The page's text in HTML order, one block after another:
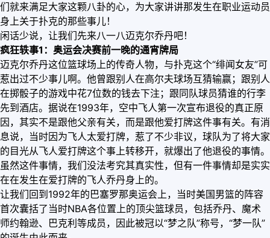
们就来满足大家这颗八卦的心，为大家讲讲那发生在职业运动员
身上关于扑克的那些事儿！
闲话少说，让我们先来八一八迈克尔乔丹吧！
疯狂轶事1：奥运会决赛前一晚的通宵牌局
迈克尔乔丹这位篮球场上的传奇人物，与扑克这个“绯闻女友”可
惹出过不少事儿啊。他曾跟别人在高尔夫球场互猜输赢；跟别人
在掷骰子的游戏中花7位数的钱去下注；跟同队球员猜谁的行李
先到酒店。据说在1993年，空中飞人第一次宣布退役的真正原
因，其实不是跟他父亲有关，而是跟他爱打牌这件事有关。有消
息说，当时因为飞人太爱打牌，惹了不少非议，球队为了将大家
的目光从飞人爱打牌这个事上转移开，就爆出了他退役的事情。
虽然这件事情，我们没法考究其真实性，但有一件事情却是实实
在在发生在爱打牌的飞人乔丹身上的。
让我们回到1992年的巴塞罗那奥运会上，当时美国男篮的阵容
首次囊括了当时NBA各位置上的顶尖篮球员，包括乔丹、魔术
师约翰逊、巴克利等成员，因此被冠以“梦之队”称号，“梦一队”